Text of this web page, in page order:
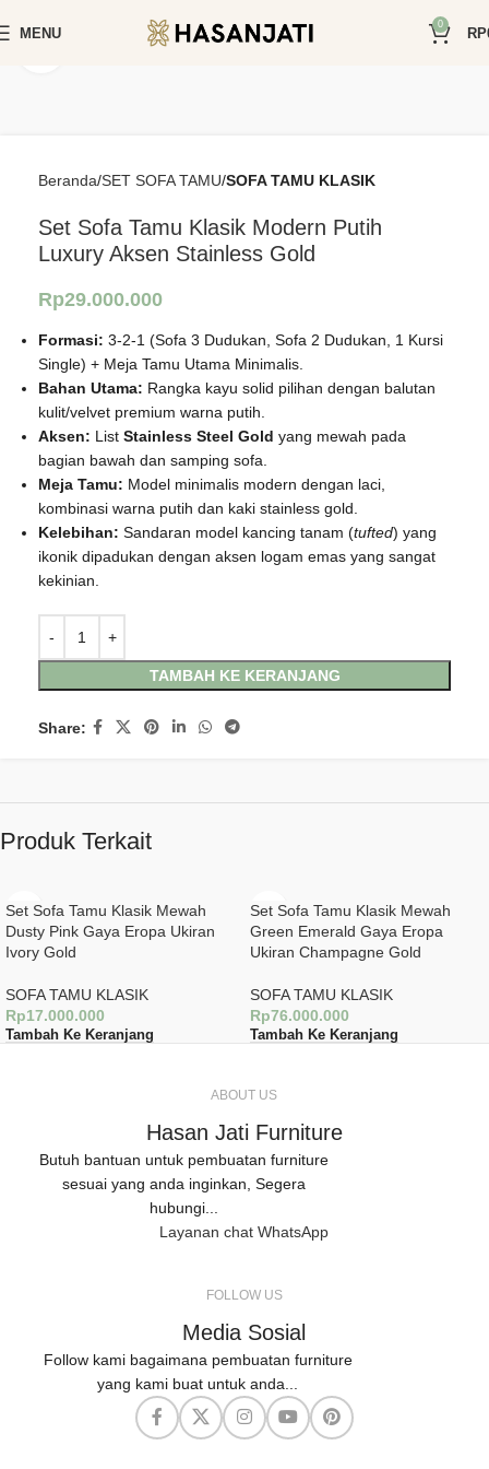
MENU
0
RP
Click to enlarge
Beranda SET SOFA TAMU SOFA TAMU KLASIK
Set Sofa Tamu Klasik Modern Putih
Luxury Aksen Stainless Gold
Rp29.000.000
Formasi: 3-2-1 (Sofa 3 Dudukan, Sofa 2 Dudukan, 1 Kursi
Single) + Meja Tamu Utama Minimalis.
Bahan Utama: Rangka kayu solid pilihan dengan balutan
kulit/velvet premium warna putih.
Aksen: List Stainless Steel Gold yang mewah pada
bagian bawah dan samping sofa.
Meja Tamu: Model minimalis modern dengan laci,
kombinasi warna putih dan kaki stainless gold.
Kelebihan: Sandaran model kancing tanam (tufted) yang
ikonik dipadukan dengan aksen logam emas yang sangat
kekinian.
TAMBAH KE KERANJANG
Share:
Produk Terkait
Set Sofa Tamu Klasik Mewah
Dusty Pink Gaya Eropa Ukiran
Ivory Gold
SOFA TAMU KLASIK
Rp17.000.000
Tambah Ke Keranjang
Set Sofa Tamu Klasik Mewah
Green Emerald Gaya Eropa
Ukiran Champagne Gold
SOFA TAMU KLASIK
Rp76.000.000
Tambah Ke Keranjang
ABOUT US
Hasan Jati Furniture
Butuh bantuan untuk pembuatan furniture
sesuai yang anda inginkan, Segera
hubungi...
Layanan chat WhatsApp
FOLLOW US
Media Sosial
Follow kami bagaimana pembuatan furniture
yang kami buat untuk anda...